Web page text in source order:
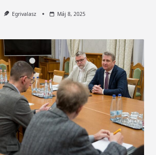
Egrivalasz Máj 8, 2025